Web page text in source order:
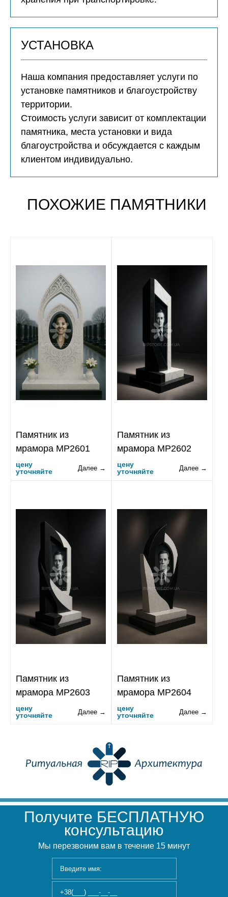
УСТАНОВКА
Наша компания предоставляет услуги по
установке памятников и благоустройству
территории.
Стоимость услуги зависит от комплектации
памятника, места установки и вида
благоустройства и обсуждается с каждым
клиентом индивидуально.
ПОХОЖИЕ ПАМЯТНИКИ
Памятник из
мрамора MP2601
цену
уточняйте
Далее →
Памятник из
мрамора MP2602
цену
уточняйте
Далее →
Памятник из
мрамора MP2603
цену
уточняйте
Далее →
Памятник из
мрамора MP2604
цену
уточняйте
Далее →
Получите БЕСПЛАТНУЮ
консультацию
Мы перезвоним вам в течение 15 минут